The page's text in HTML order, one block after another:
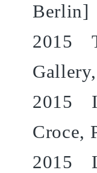
Berlin]
2015
2015
Croce,
2015